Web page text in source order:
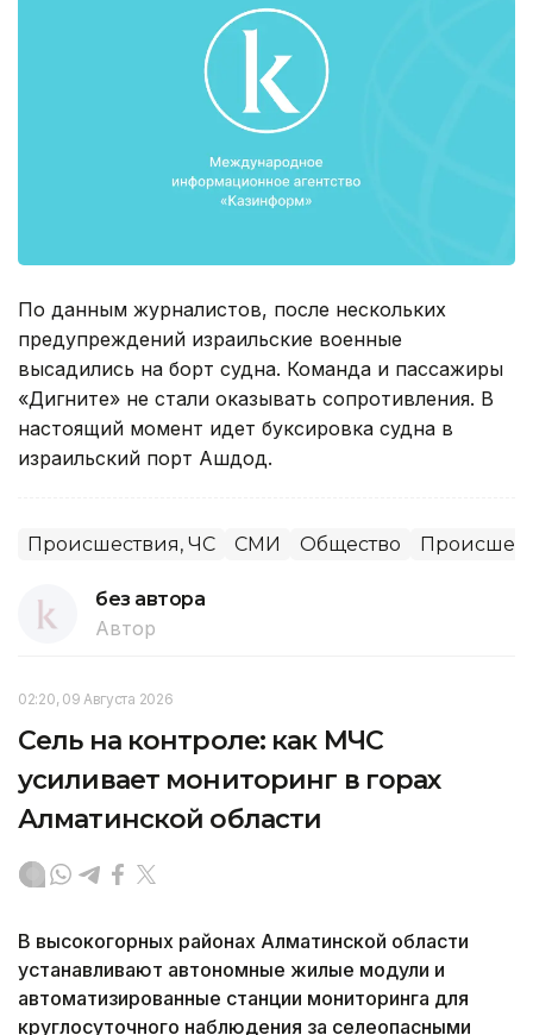
По данным журналистов, после нескольких
предупреждений израильские военные
высадились на борт судна. Команда и пассажиры
«Дигните» не стали оказывать сопротивления. В
настоящий момент идет буксировка судна в
израильский порт Ашдод.
Происшествия, ЧС СМИ Общество
без автора
Автор
02:20, 09 Августа 2026
Сель на контроле: как МЧС
усиливает мониторинг в горах
Алматинской области
В высокогорных районах Алматинской области
устанавливают автономные жилые модули и
автоматизированные станции мониторинга для
круглосуточного наблюдения за селеопасными